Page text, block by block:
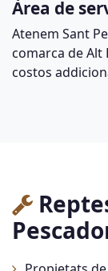
Àrea de
Atenem Sant
comarca de Alt
costos